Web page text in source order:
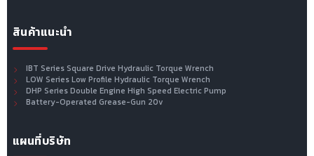
สินค้าแนะนำ
IBT Series Square Drive Hydraulic Torque Wrench
LOW Series Low Profile Hydraulic Torque Wrench
DHP Series Double Engine High Speed Electric Pump
Battery-Operated Grease-Gun 20v
แผนที่บริษัท